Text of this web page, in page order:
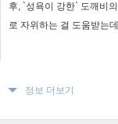
후, `성욕이 강한` 도깨비
로 자위하는 걸 도움받는데―? 외톨이 재앙신×의지할 데 없는 도깨
정보 더보기